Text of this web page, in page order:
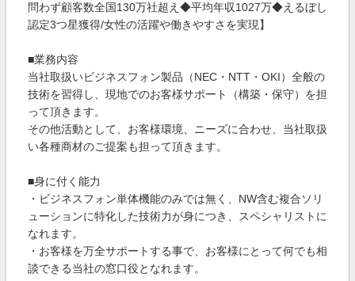
問わず顧客数全国130万社超え◆平均年収1027万◆えるぼし
認定3つ星獲得/女性の活躍や働きやすさを実現】
■業務内容
当社取扱いビジネスフォン製品（NEC・NTT・OKI）全般の
技術を習得し、現地でのお客様サポート（構築・保守）を担
って頂きます。
その他活動として、お客様環境、ニーズに合わせ、当社取扱
い各種商材のご提案も担って頂きます。
■身に付く能力
・ビジネスフォン単体機能のみでは無く、NW含む複合ソリ
ューションに特化した技術力が身につき、スペシャリストに
なれます。
・お客様を万全サポートする事で、お客様にとって何でも相
談できる当社の窓口役となれます。